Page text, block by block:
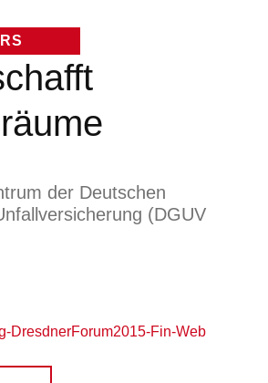
der Deutschen
(DGUV
DresdnerForum2015-Fin-Web